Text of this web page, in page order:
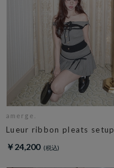
amerge.
Lueur ribbon pleats setup
￥24,200